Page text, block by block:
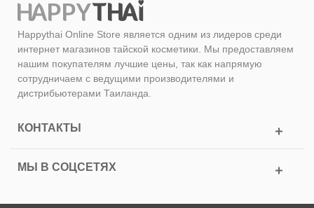
Happythai Online Store является одним из лидеров среди
интернет магазинов тайской косметики. Мы предоставляем
нашим покупателям лучшие цены, так как напрямую
сотрудничаем с ведущими производителями и
дистрибьютерами Таиланда.
КОНТАКТЫ
МЫ В СОЦСЕТЯХ